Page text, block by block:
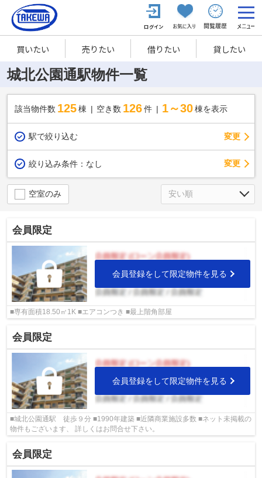
買いたい 売りたい 借りたい 貸したい
城北公園通駅物件一覧
該当物件数 125棟 空き数 126 件 1～30 棟を表示
駅で絞り込む 変更
絞り込み条件： なし 変更
空室のみ
会員限定
会員登録をして限定物件を見る
■専有面積18.50㎡1K ■エアコンつき ■最上階角部屋
会員限定
会員登録をして限定物件を見る
■城北公園通駅 徒歩９分 ■1990年建築 ■近隣商業施設多数 ■ネット未掲載の
物件もございます、 詳しくはお問合せ下さい。
会員限定